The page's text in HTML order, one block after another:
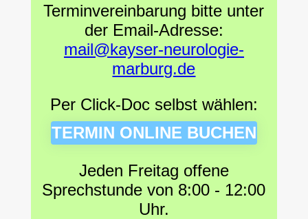
Terminvereinbarung bitte unter
der Email-Adresse:
mail@kayser-neurologie-
marburg.de
Per Click-Doc selbst wählen:
TERMIN ONLINE BUCHEN
Jeden Freitag offene
Sprechstunde von 8:00 - 12:00
Uhr.